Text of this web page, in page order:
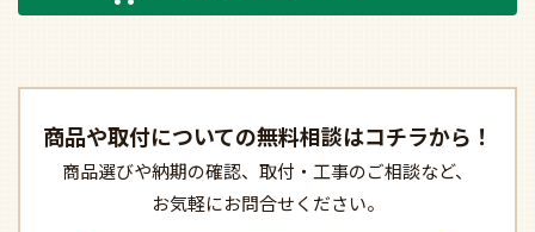
商品や取付についての無料相談はコチラから！
商品選びや納期の確認、 取付・工事のご相談など、
お気軽にお問合せください。